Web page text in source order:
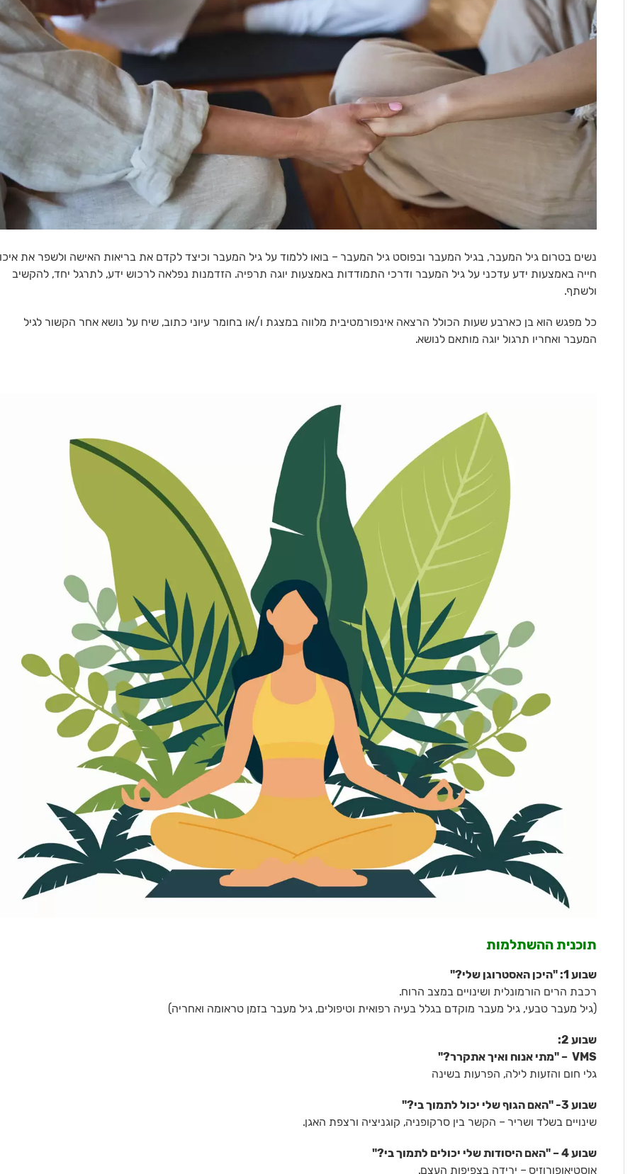
נשים בטרום גיל המעבר, בגיל המעבר ובפוסט גיל המעבר – בואו ללמוד על גיל המעבר וכיצד לקדם את בריאות האישה ולשפר את
חייה באמצעות ידע עדכני על גיל המעבר ודרכי התמודדות באמצעות יוגה תרפיה. הזדמנות נפלאה לרכוש ידע, לתרגל יחד, להקשיב
ולשתף.
כל מפגש הוא בן כארבע שעות הכולל הרצאה אינפורמטיבית מלווה במצגת ו/או בחומר עיוני כתוב, שיח על נושא אחר הקשור לגיל
המעבר ואחריו תרגול יוגה מותאם לנושא.
תוכנית ההשתלמות
שבוע 1: "היכן האסטרוגן שלי?"
רכבת הרים הורמונלית ושינויים במצב הרוח.
(גיל מעבר טבעי, גיל מעבר מוקדם בגלל בעיה רפואית וטיפולים, גיל מעבר בזמן טראומה ואחריה)
שבוע 2:
VMS – "מתי אנוח ואיך אתקרר?"
גלי חום והזעות לילה, הפרעות בשינה
שבוע 3- "האם הגוף שלי יכול לתמוך בי?"
שינויים בשלד ושריר – הקשר בין סרקופניה, קוגניציה ורצפת האגן.
שבוע 4 – "האם היסודות שלי יכולים לתמוך בי?"
אוסטיאופורוזיס – ירידה בצפיפות העצם.